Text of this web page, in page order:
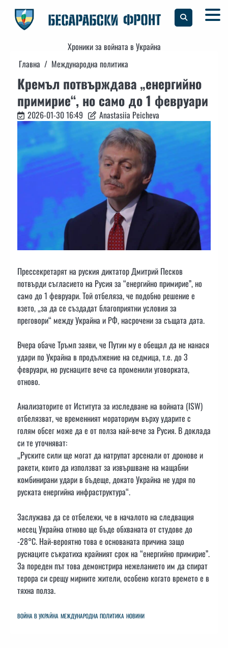
content
Хроники за войната в Украйна
Главна
Международна политика
Кремъл потвърждава „енергийно
примирие“, но само до 1 февруари
2026-01-30 16:49 Anastasiia Peicheva
Прессекретарят на руския диктатор Дмитрий Песков
потвърди съгласието на Русия за “енергийно примирие”, но
само до 1 февруари. Той отбеляза, че подобно решение е
взето, „за да се създадат благоприятни условия за
преговори“ между Украйна и РФ, насрочени за същата дата.
Вчера обаче Тръмп заяви, че Путин му е обещал да не нанася
удари по Украйна в продължение на седмица, т.е. до 3
февруари, но руснаците вече са променили уговорката,
отново.
Анализаторите от Иститута за изследване на войната (ISW)
отбелязват, че временният мораториум върху ударите с
голям обсег може да е от полза най-вече за Русия. В доклада
си те уточняват:
„Руските сили ще могат да натрупат арсенали от дронове и
ракети, които да използват за извършване на мащабни
комбинирани удари в бъдеще, докато Украйна не удря по
руската енергийна инфраструктура“.
Заслужава да се отбележи, че в началото на следващия
месец Украйна отново ще бъде обхваната от студове до
-28°С. Най-вероятно това е основаната причина защо
руснаците съкратиха крайният срок на “енергийно примирие”.
За пореден път това демонстрира нежеланието им да спират
терора си срещу мирните жители, особено когато времето е в
тяхна полза.
ВОЙНА В УКРАЙНА МЕЖДУНАРОДНА ПОЛИТИКА НОВИНИ